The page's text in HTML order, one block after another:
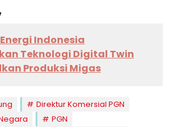
Indonesia
Teknologi Digital Twin
Produksi Migas
Direktur Komersial PGN
PGN